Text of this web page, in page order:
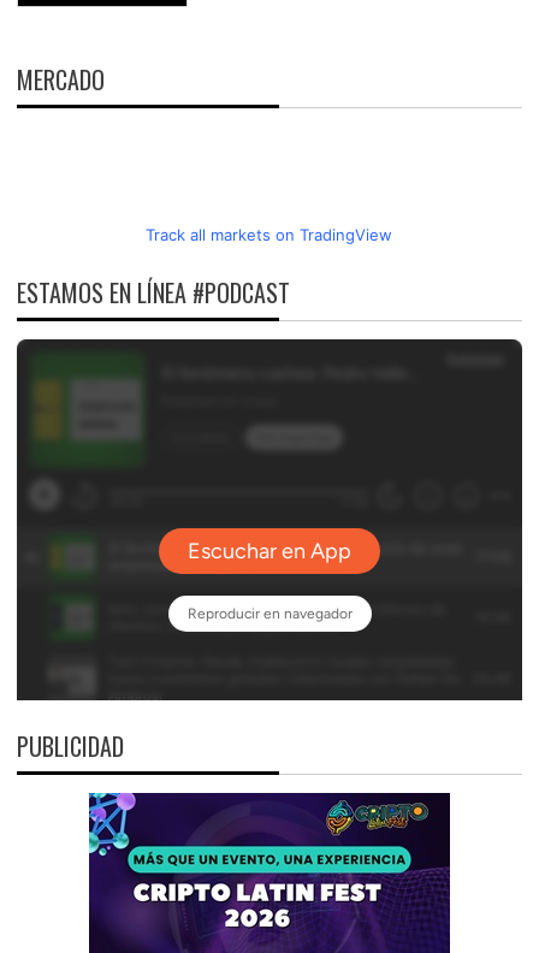
MERCADO
Track all markets on TradingView
ESTAMOS EN LÍNEA #PODCAST
PUBLICIDAD